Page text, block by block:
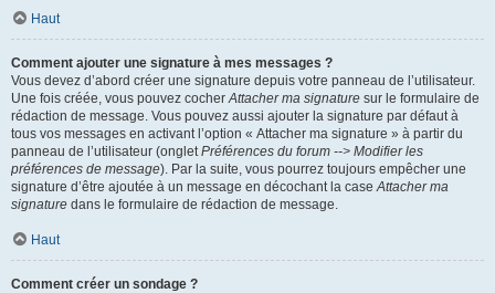
Haut
Comment ajouter une signature à mes messages ?
Vous devez d’abord créer une signature depuis votre panneau de l’utilisateur.
Une fois créée, vous pouvez cocherAttacher ma signature sur le formulaire de
rédaction de message. Vous pouvez aussi ajouter la signature par défaut à
tous vos messages en activant l’option « Attacher ma signature » à partir du
panneau de l’utilisateur (ongletPréférences du forum --> Modifier les
préférences de message). Par la suite, vous pourrez toujours empêcher une
signature d’être ajoutée à un message en décochant la caseAttacher ma
signature dans le formulaire de rédaction de message.
Haut
Comment créer un sondage ?